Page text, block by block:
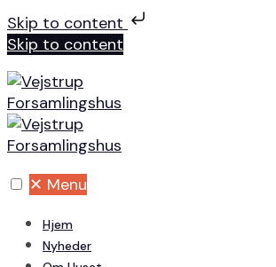
Skip to content
Skip to content
✕ Menu
Hjem
Nyheder